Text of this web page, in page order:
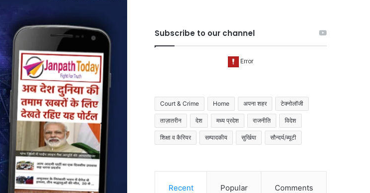
Subscribe to our channel
Court & Crime Home अपना शहर टेक्नोलॉजी
ताज़ातरीन देश मध्य प्रदेश राजनीति विदेश
शिक्षा व कैरियर सम्पादकीय सुर्खिया सौन्दर्य/ब्यूटी
Recent Popular Comments